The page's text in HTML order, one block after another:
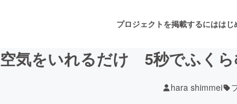
プロジェクトを掲載するにははじ
空気をいれるだけ 5秒でふく
hara shimmei